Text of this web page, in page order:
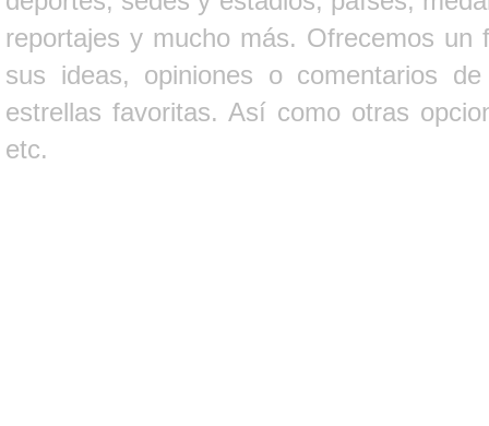
reportajes y mucho más. Ofrecemos un
sus ideas, opiniones o comentarios
estrellas favoritas. Así como otras
etc.